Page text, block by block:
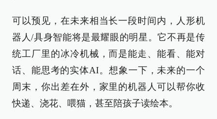
可以预见，在未来相当长一段时间内，人形机
器人/具身智能将是最耀眼的明星。它不再是传
统工厂里的冰冷机械，而是能走、能看、能对
话、能思考的实体AI。想象一下，未来的一个
周末，你出差在外，家里的机器人可以帮你收
快递、浇花、喂猫，甚至陪孩子读绘本。